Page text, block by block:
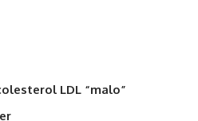
LDL “malo”